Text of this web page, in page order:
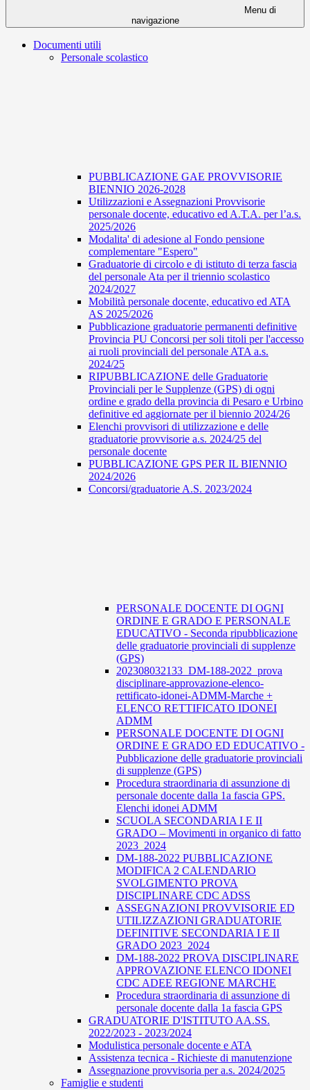
Menu di
navigazione
Documenti utili
Personale scolastico
PUBBLICAZIONE GAE PROVVISORIE
BIENNIO 2026-2028
Utilizzazioni e Assegnazioni Provvisorie
personale docente, educativo ed A.T.A. per l’a.s.
2025/2026
Modalita' di adesione al Fondo pensione
complementare "Espero"
Graduatorie di circolo e di istituto di terza fascia
del personale Ata per il triennio scolastico
2024/2027
Mobilità personale docente, educativo ed ATA
AS 2025/2026
Pubblicazione graduatorie permanenti definitive
Provincia PU Concorsi per soli titoli per l'accesso
ai ruoli provinciali del personale ATA a.s.
2024/25
RIPUBBLICAZIONE delle Graduatorie
Provinciali per le Supplenze (GPS) di ogni
ordine e grado della provincia di Pesaro e Urbino
definitive ed aggiornate per il biennio 2024/26
Elenchi provvisori di utilizzazione e delle
graduatorie provvisorie a.s. 2024/25 del
personale docente
PUBBLICAZIONE GPS PER IL BIENNIO
2024/2026
Concorsi/graduatorie A.S. 2023/2024
PERSONALE DOCENTE DI OGNI
ORDINE E GRADO E PERSONALE
EDUCATIVO - Seconda ripubblicazione
delle graduatorie provinciali di supplenze
(GPS)
202308032133_DM-188-2022_prova
disciplinare-approvazione-elenco-
rettificato-idonei-ADMM-Marche +
ELENCO RETTIFICATO IDONEI
ADMM
PERSONALE DOCENTE DI OGNI
ORDINE E GRADO ED EDUCATIVO -
Pubblicazione delle graduatorie provinciali
di supplenze (GPS)
Procedura straordinaria di assunzione di
personale docente dalla 1a fascia GPS.
Elenchi idonei ADMM
SCUOLA SECONDARIA I E II
GRADO – Movimenti in organico di fatto
2023_2024
DM-188-2022 PUBBLICAZIONE
MODIFICA 2 CALENDARIO
SVOLGIMENTO PROVA
DISCIPLINARE CDC ADSS
ASSEGNAZIONI PROVVISORIE ED
UTILIZZAZIONI GRADUATORIE
DEFINITIVE SECONDARIA I E II
GRADO 2023_2024
DM-188-2022 PROVA DISCIPLINARE
APPROVAZIONE ELENCO IDONEI
CDC ADEE REGIONE MARCHE
Procedura straordinaria di assunzione di
personale docente dalla 1a fascia GPS
GRADUATORIE D'ISTITUTO AA.SS.
2022/2023 - 2023/2024
Modulistica personale docente e ATA
Assistenza tecnica - Richieste di manutenzione
Assegnazione provvisoria per a.s. 2024/2025
Famiglie e studenti